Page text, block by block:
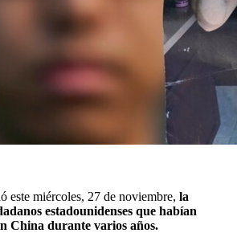
este miércoles, 27 de noviembre, la
estadounidenses que habían
China durante varios años.